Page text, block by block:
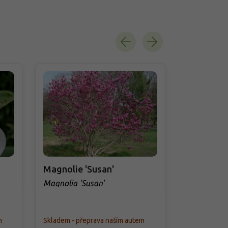
Magnolie 'Susan'
Magnolia 'Susan'
Skladem - přeprava naším autem